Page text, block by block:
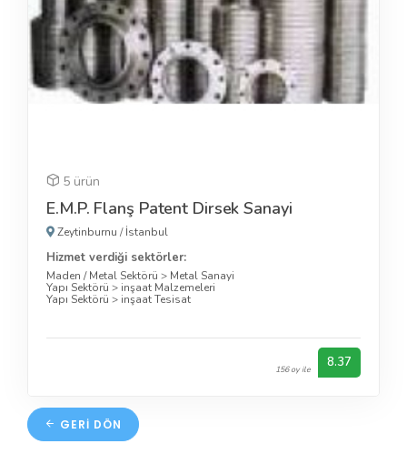
5 ürün
E.M.P. Flanş Patent Dirsek Sanayi
Zeytinburnu /İstanbul
Hizmet verdiği sektörler:
Maden / Metal Sektörü > Metal Sanayi
Yapı Sektörü > inşaat Malzemeleri
Yapı Sektörü > inşaat Tesisat
156 oy ile 8.37
GERI DÖN